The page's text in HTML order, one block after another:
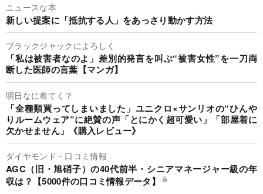
ニュースな本
新しい提案に「抵抗する人」をあっさり動かす方法
ブラックジャックによろしく
「私は被害者なのよ」差別的発言を叫ぶ“被害女性”を一刀両
断した医師の言葉【マンガ】
明日なに着てく？
「全種類買ってしまいました」ユニクロ×サンリオの“ひんや
りルームウェア”に絶賛の声「とにかく超可愛い」「部屋着に
欠かせません」《購入レビュー》
ダイヤモンド・口コミ情報
AGC（旧・旭硝子）の40代前半・シニアマネージャー級の年
収は？【5000件の口コミ情報データ】